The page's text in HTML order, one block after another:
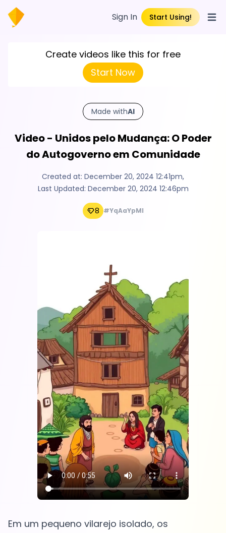
Sign In Start Using!
Create videos like this for free
Start Now
Made withAI
Video - Unidos pelo Mudança: O Poder
do Autogoverno em Comunidade
Created at: December 20, 2024 12:41pm,
Last Updated: December 20, 2024 12:46pm
8 #YqAaYpMI
Em um pequeno vilarejo isolado, os